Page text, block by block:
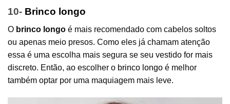
10- Brinco longo
O brinco longo é mais recomendado com cabelos soltos
ou apenas meio presos. Como eles já chamam atenção
essa é uma escolha mais segura se seu vestido for mais
discreto. Então, ao escolher o brinco longo é melhor
também optar por uma maquiagem mais leve.